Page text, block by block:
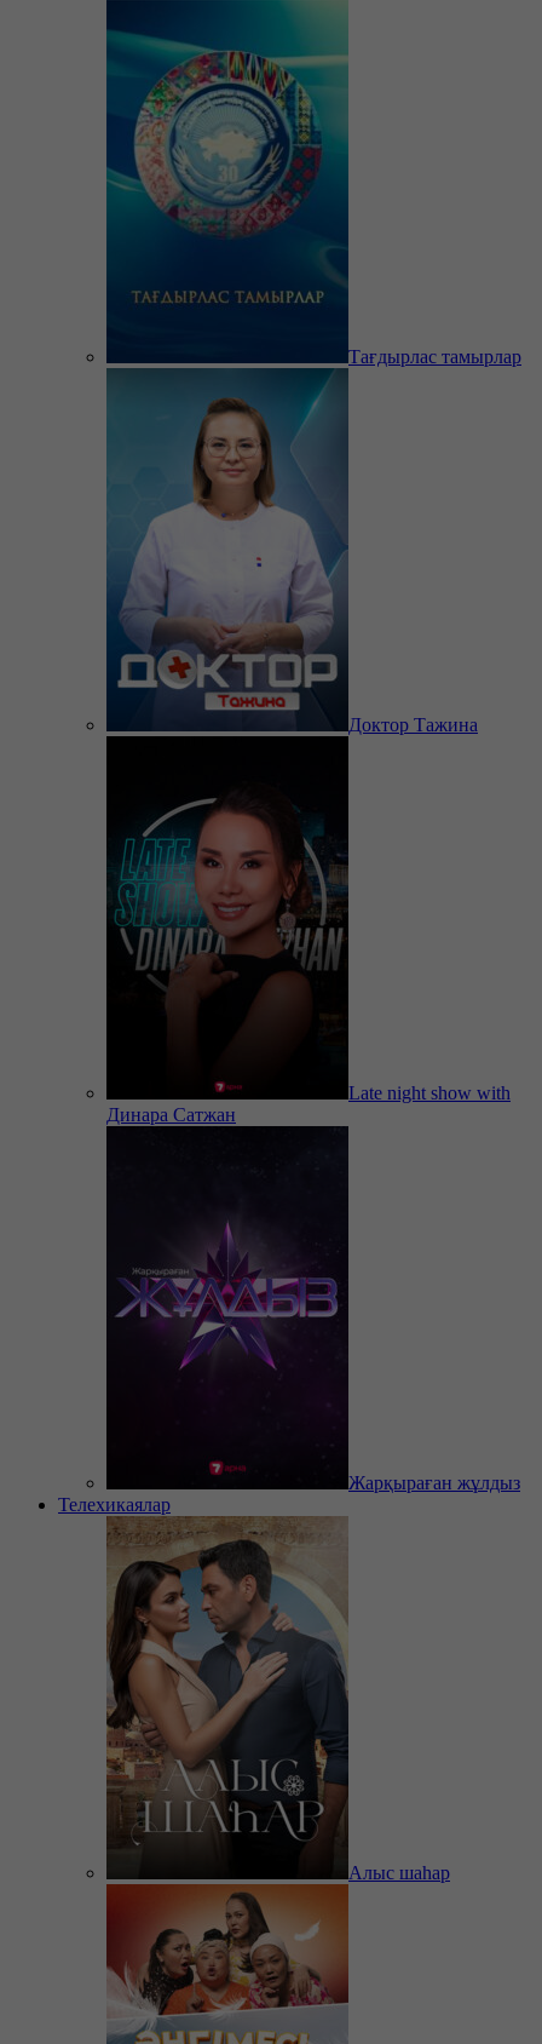
Тағдырлас тамырлар
Доктор Тажина
Late night show with
Динара Сатжан
Жарқыраған жұлдыз
Телехикаялар
Алыс шаһар